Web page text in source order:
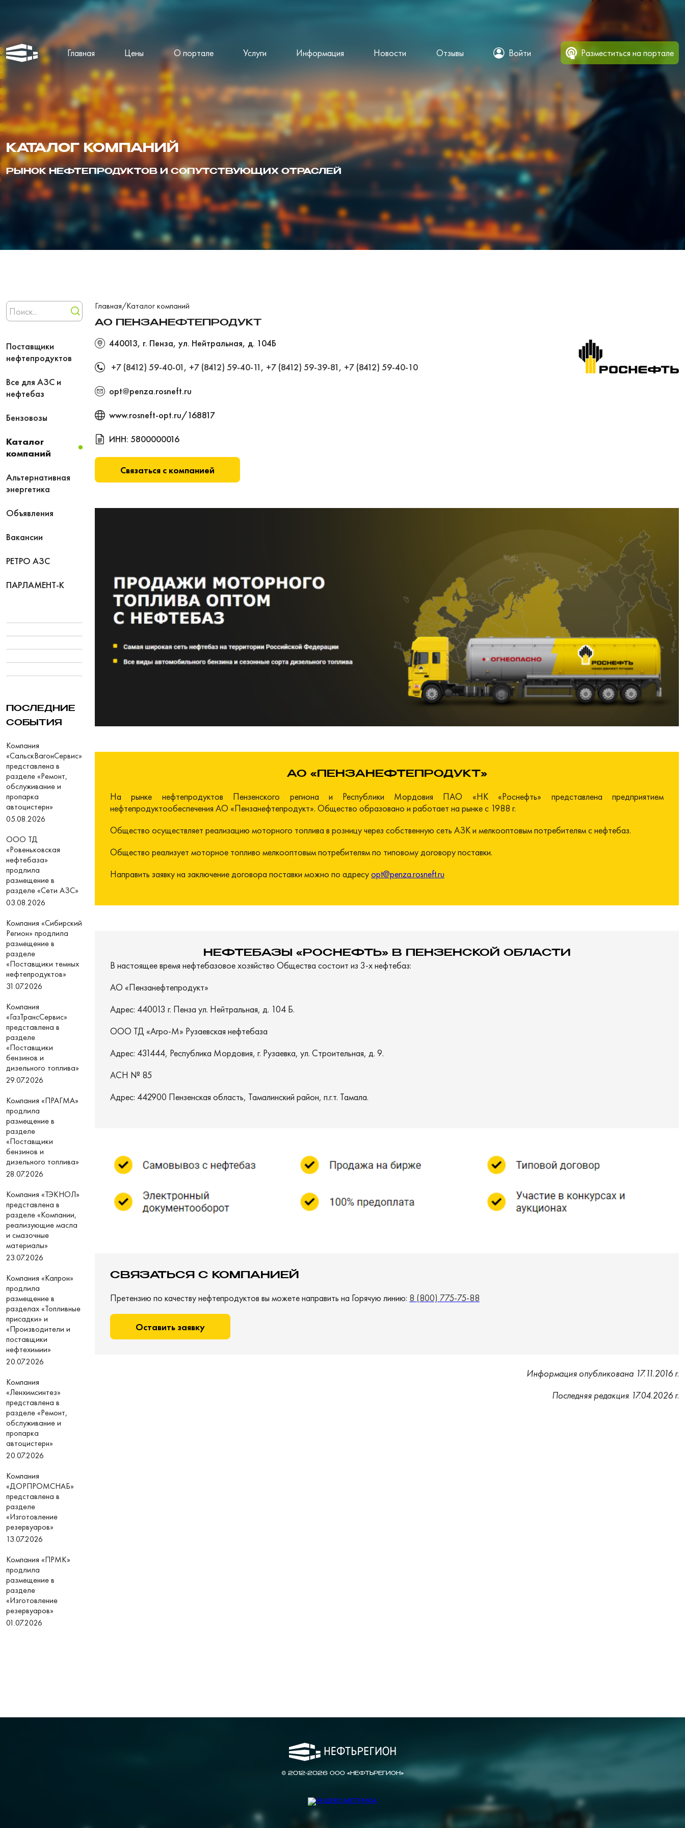
Главная Цены О портале Услуги Информация Новости Отзывы Войти Разместиться на портале
КАТАЛОГ КОМПАНИЙ
РЫНОК НЕФТЕПРОДУКТОВ И СОПУТСТВУЮЩИХ ОТРАСЛЕЙ
Поставщики
нефтепродуктов
Все для АЗС и
нефтебаз
Бензовозы
Каталог
компаний
Альтернативная
энергетика
Объявления
Вакансии
РЕТРО АЗС
ПАРЛАМЕНТ-К
ПОСЛЕДНИЕ
СОБЫТИЯ
Компания
«СальскВагонСервис»
представлена в
разделе «Ремонт,
обслуживание и
пропарка
автоцистерн»
05.08.2026
ООО ТД
«Ровеньковская
нефтебаза»
продлила
размещение в
разделе «Сети АЗС»
03.08.2026
Компания «Сибирский
Регион» продлила
размещение в
разделе
«Поставщики темных
нефтепродуктов»
31.07.2026
Компания
«ГазТрансСервис»
представлена в
разделе
«Поставщики
бензинов и
дизельного топлива»
29.07.2026
Компания «ПРАГМА»
продлила
размещение в
разделе
«Поставщики
бензинов и
дизельного топлива»
28.07.2026
Компания «ТЭКНОЛ»
представлена в
разделе «Компании,
реализующие масла
и смазочные
материалы»
23.07.2026
Компания «Капрон»
продлила
размещение в
разделах «Топливные
присадки» и
«Производители и
поставщики
нефтехимии»
20.07.2026
Компания
«Ленхимсинтез»
представлена в
разделе «Ремонт,
обслуживание и
пропарка
автоцистерн»
20.07.2026
Компания
«ДОРПРОМСНАБ»
представлена в
разделе
«Изготовление
резервуаров»
13.07.2026
Компания «ПРМК»
продлила
размещение в
разделе
«Изготовление
резервуаров»
01.07.2026
Главная/Каталог компаний
АО ПЕНЗАНЕФТЕПРОДУКТ
440013, г. Пенза, ул. Нейтральная, д. 104Б
+7 (8412) 59-40-01, +7 (8412) 59-40-11, +7 (8412) 59-39-81, +7 (8412) 59-40-10
opt@penza.rosneft.ru
www.rosneft-opt.ru/168817
ИНН: 5800000016
Связаться с компанией
АО «ПЕНЗАНЕФТЕПРОДУКТ»
На рынке нефтепродуктов Пензенского региона и Республики Мордовия ПАО «НК «Роснефть» представлена предприятием
нефтепродуктообеспечения АО «Пензанефтепродукт». Общество образовано и работает на рынке с 1988 г.
Общество осуществляет реализацию моторного топлива в розницу через собственную сеть АЗК и мелкооптовым потребителям с нефтебаз.
Общество реализует моторное топливо мелкооптовым потребителямпо типовому договору поставки.
Направить заявку на заключение договора поставки можно по адресуopt@penza.rosneft.ru
НЕФТЕБАЗЫ «РОСНЕФТЬ» В ПЕНЗЕНСКОЙ ОБЛАСТИ
В настоящее время нефтебазовое хозяйство Общества состоит из 3-х нефтебаз:
АО «Пензанефтепродукт»
Адрес: 440013 г. Пенза ул. Нейтральная, д. 104 Б.
ООО ТД «Агро-М» Рузаевская нефтебаза
Адрес: 431444, Республика Мордовия, г. Рузаевка, ул. Строительная, д. 9.
АСН № 85
Адрес: 442900 Пензенская область, Тамалинский район, п.г.т. Тамала.
СВЯЗАТЬСЯ С КОМПАНИЕЙ
Претензию по качеству нефтепродуктов вы можете направить на Горячую линию: 8 (800) 775-75-88
Оставить заявку
Информация опубликована 17.11.2016 г.
Последняя редакция 17.04.2026 г.
© 2012-2026 ООО «НЕФТЬРЕГИОН»